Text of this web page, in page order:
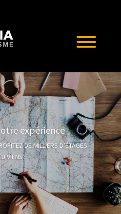
expérience
DE MILLIERS D’ÉTAGES.
VIENS?